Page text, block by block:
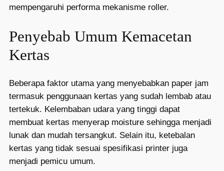
mempengaruhi performa mekanisme roller.
Penyebab Umum Kemacetan
Kertas
Beberapa faktor utama yang menyebabkan paper jam
termasuk penggunaan kertas yang sudah lembab atau
tertekuk. Kelembaban udara yang tinggi dapat
membuat kertas menyerap moisture sehingga menjadi
lunak dan mudah tersangkut. Selain itu, ketebalan
kertas yang tidak sesuai spesifikasi printer juga
menjadi pemicu umum.